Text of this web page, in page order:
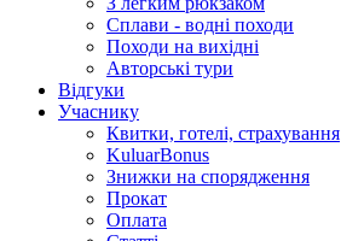
Сплави - водні походи
Походи на вихідні
Авторські тури
Відгуки
Учаснику
Квитки, готелі, страхування
KuluarBonus
Знижки на спорядження
Прокат
Оплата